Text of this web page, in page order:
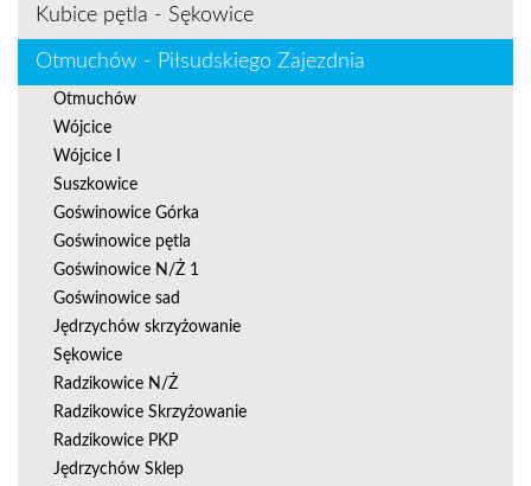
Kubice pętla - Sękowice
Otmuchów - Piłsudskiego Zajezdnia
Otmuchów
Wójcice
Wójcice I
Suszkowice
Goświnowice Górka
Goświnowice pętla
Goświnowice N/Ż 1
Goświnowice sad
Jędrzychów skrzyżowanie
Sękowice
Radzikowice N/Ż
Radzikowice Skrzyżowanie
Radzikowice PKP
Jędrzychów Sklep